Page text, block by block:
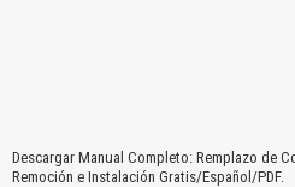
Descargar Manual Completo: Remplazo de
Remoción e Instalación Gratis/Español/PDF.